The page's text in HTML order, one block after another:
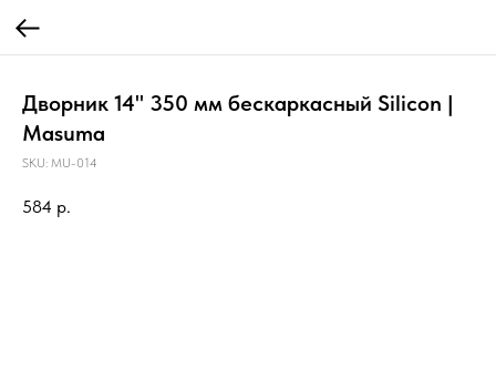
Дворник 14" 350 мм бескаркасный Silicon |
Masuma
SKU: MU-014
584 р.